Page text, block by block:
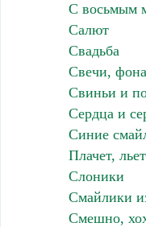
С восьмым
Салют
Свадьба
Свечи,
Свиньи и
Сердца и
Синие
Плачет,
Слоники
Смайлики
Смешно,